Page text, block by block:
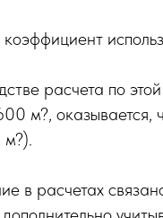
расчета по
м?, оказывается,
м?).
в расчетах